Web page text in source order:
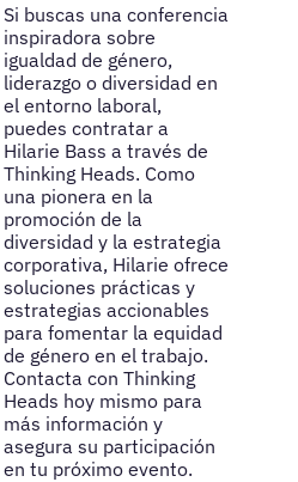
Si buscas una conferencia
inspiradora sobre
igualdad de género,
liderazgo o diversidad en
el entorno laboral,
puedes contratar a
Hilarie Bass a través de
Thinking Heads. Como
una pionera en la
promoción de la
diversidad y la estrategia
corporativa, Hilarie ofrece
soluciones prácticas y
estrategias accionables
para fomentar la equidad
de género en el trabajo.
Contacta con Thinking
Heads hoy mismo para
más información y
asegura su participación
en tu próximo evento.